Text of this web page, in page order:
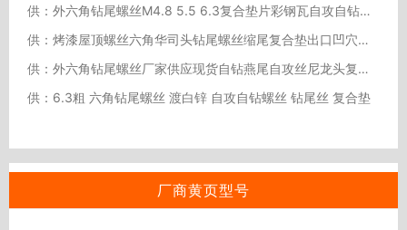
供：外六角钻尾螺丝M4.8 5.5 6.3复合垫片彩钢瓦自攻自钻防水燕星之祥
供：烤漆屋顶螺丝六角华司头钻尾螺丝缩尾复合垫出口凹穴缝合钉颜色定
供：外六角钻尾螺丝厂家供应现货自钻燕尾自攻丝尼龙头复合垫彩钢瓦钉
供：6.3粗 六角钻尾螺丝 渡白锌 自攻自钻螺丝 钻尾丝 复合垫
厂商黄页型号